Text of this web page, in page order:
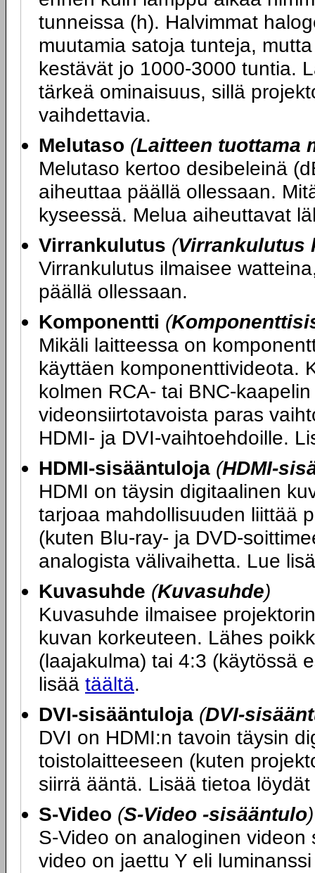
tunneissa (h). Halvimmat
muutamia satoja tunteja,
kestävät jo 1000-3000 tuntia.
tärkeä ominaisuus, sillä
vaihdettavia.
Melutaso (Laitteen tuottama
Melutaso kertoo desibeleinä
aiheuttaa päällä ollessaan.
kyseessä. Melua aiheuttavat
Virrankulutus (Virrankulutus
Virrankulutus ilmaisee
päällä ollessaan.
Komponentti (
Mikäli laitteessa on
käyttäen komponenttivideota.
kolmen RCA- tai BNC-
videonsiirtotavoista paras
HDMI- ja DVI-vaihtoehdoille.
HDMI-sisääntuloja (HDMI-
HDMI on täysin digitaalinen
tarjoaa mahdollisuuden liittää
(kuten Blu-ray- ja DVD-
analogista välivaihetta. Lue
Kuvasuhde (Kuvasuhde)
Kuvasuhde ilmaisee
kuvan korkeuteen. Lähes
(laajakulma) tai 4:3 (käytössä
lisää täältä.
DVI-sisääntuloja (DVI-
DVI on HDMI:n tavoin täysin
toistolaitteeseen (kuten
siirrä ääntä. Lisää tietoa löydät
S-Video (S-Video -sisääntulo)
S-Video on analoginen
video on jaettu Y eli